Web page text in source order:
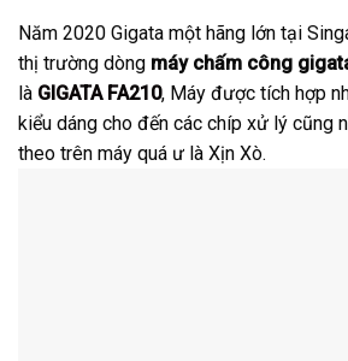
Năm 2020 Gigata một hãng lớn tại
thị trường dòng máy chấm công
là GIGATA FA210, Máy được tích hợp
kiểu dáng cho đến các chíp xử lý cũng
theo trên máy quá ư là Xịn Xò.